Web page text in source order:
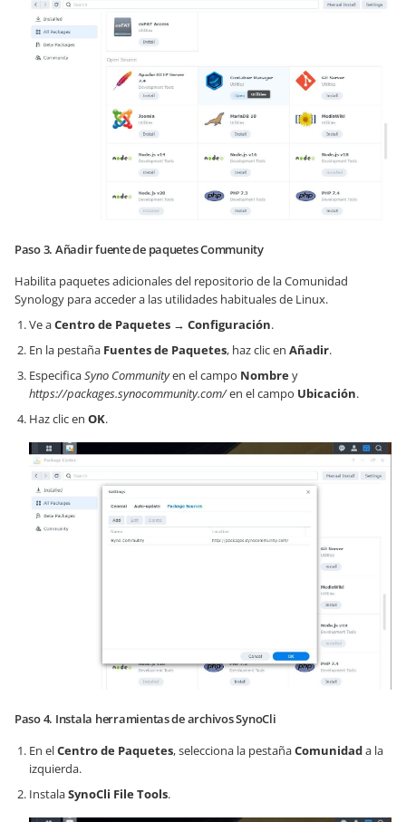
Paso 3. Añadir fuente de paquetes Community
Habilita paquetes adicionales del repositorio de la Comunidad
Synology para acceder a las utilidades habituales de Linux.
Ve aCentro de Paquetes → Configuración.
En la pestaña Fuentes de Paquetes, haz clic en Añadir.
EspecificaSyno Communityen el campo Nombrey
https://packages.synocommunity.com/en el campo Ubicación.
Haz clic en OK.
Paso 4. Instala herramientas de archivos SynoCli
En elCentro de Paquetes, selecciona la pestañaComunidada la
izquierda.
InstalaSynoCli File Tools.